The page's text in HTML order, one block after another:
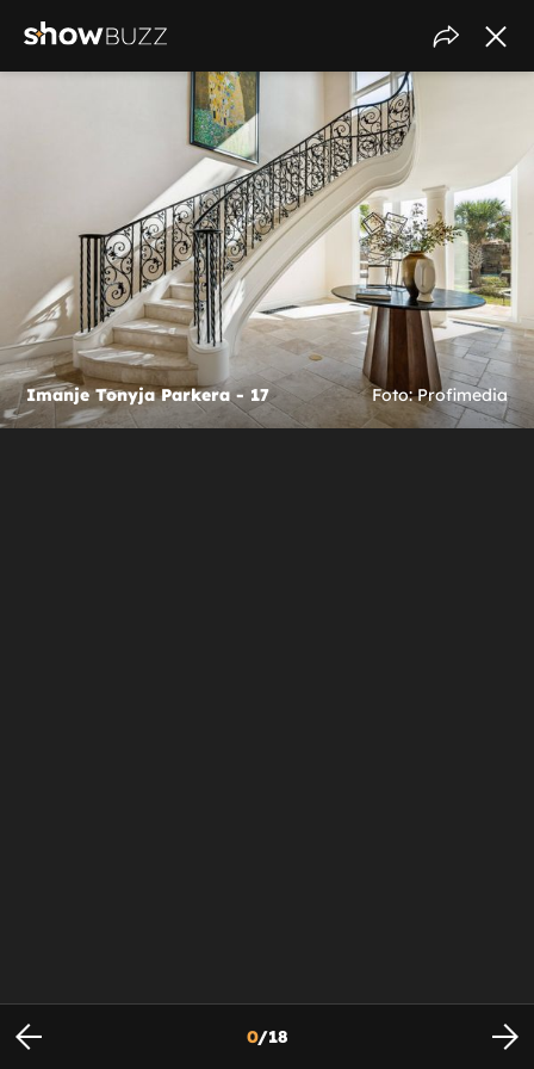
Imanje Tonyja Parkera - 17 Foto: Profimedia
0/18